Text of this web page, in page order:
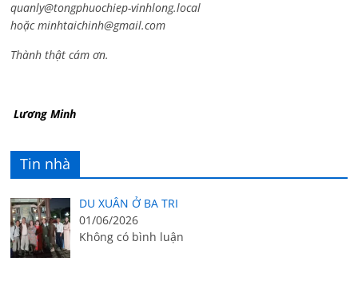
quanly@tongphuochiep-vinhlong.local
hoặcminhtaichinh@gmail.com
Thành thật cám ơn.
Lương Minh
Tin nhà
DU XUÂN Ở BA TRI
01/06/2026
Không có bình luận